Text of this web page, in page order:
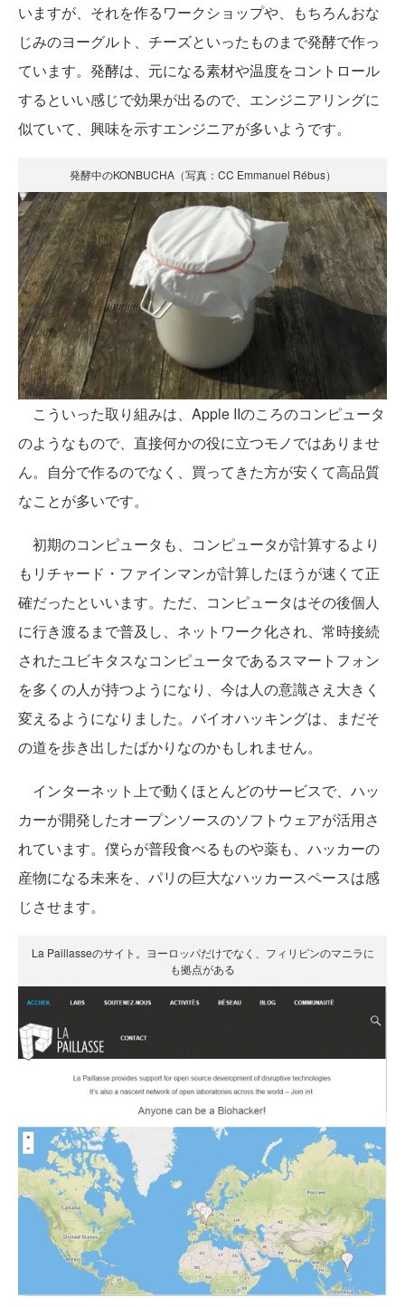
いますが、それを作るワークショップや、もちろんおな
じみのヨーグルト、チーズといったものまで発酵で作っ
ています。発酵は、元になる素材や温度をコントロール
するといい感じで効果が出るので、エンジニアリングに
似ていて、興味を示すエンジニアが多いようです。
発酵中のKONBUCHA（写真：CC Emmanuel Rébus）
こういった取り組みは、Apple IIのころのコンピュータ
のようなもので、直接何かの役に立つモノではありませ
ん。自分で作るのでなく、買ってきた方が安くて高品質
なことが多いです。
初期のコンピュータも、コンピュータが計算するより
もリチャード・ファインマンが計算したほうが速くて正
確だったといいます。ただ、コンピュータはその後個人
に行き渡るまで普及し、ネットワーク化され、常時接続
されたユビキタスなコンピュータであるスマートフォン
を多くの人が持つようになり、今は人の意識さえ大きく
変えるようになりました。バイオハッキングは、まだそ
の道を歩き出したばかりなのかもしれません。
インターネット上で動くほとんどのサービスで、ハッ
カーが開発したオープンソースのソフトウェアが活用さ
れています。僕らが普段食べるものや薬も、ハッカーの
産物になる未来を、パリの巨大なハッカースペースは感
じさせます。
La Paillasseのサイト。ヨーロッパだけでなく、フィリピンのマニラに
も拠点がある